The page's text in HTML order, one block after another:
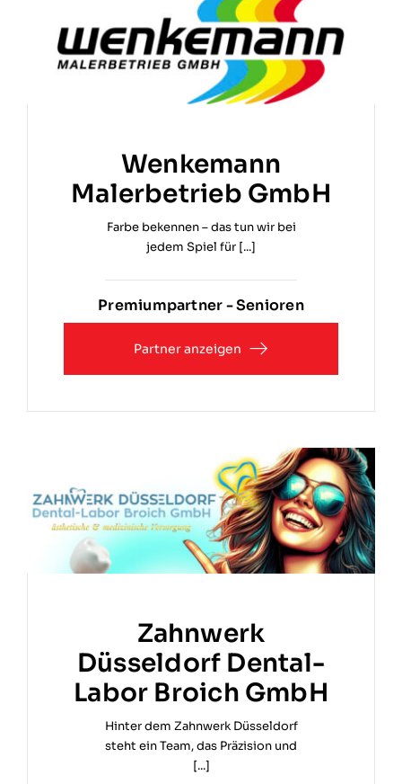
Wenkemann
Malerbetrieb GmbH
Farbe bekennen – das tun wir bei
jedem Spiel für [...]
Premiumpartner - Senioren
Partner anzeigen
Zahnwerk
Düsseldorf Dental-
Labor Broich GmbH
Hinter dem Zahnwerk Düsseldorf
steht ein Team, das Präzision und
[...]